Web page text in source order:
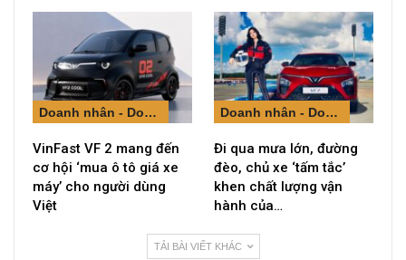
Doanh nhân - Doanh nghiệp
VinFast VF 2 mang đến
cơ hội ‘mua ô tô giá xe
máy’ cho người dùng
Việt
Doanh nhân - Doanh nghiệp
Đi qua mưa lớn, đường
đèo, chủ xe ‘tấm tắc’
khen chất lượng vận
hành của…
TẢI BÀI VIẾT KHÁC